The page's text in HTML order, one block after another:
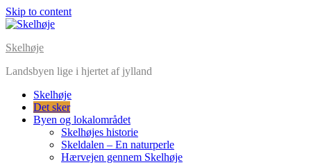
Skip to content
Skelhøje
Landsbyen lige i hjertet af jylland
Skelhøje
Det sker
Byen og lokalområdet
Skelhøjes historie
Skeldalen – En naturperle
Hærvejen gennem Skelhøje